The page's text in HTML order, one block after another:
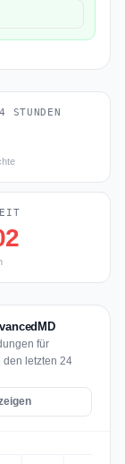
STUNDEN
für
den letzten 24